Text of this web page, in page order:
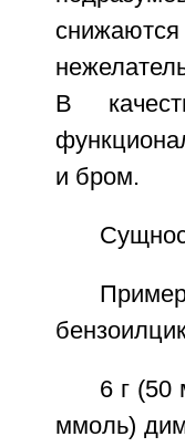
В
и бром.
6 г (50
ммоль)